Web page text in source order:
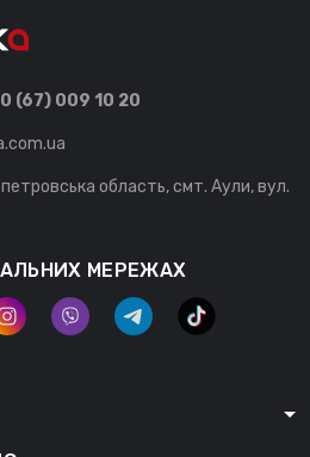
(67) 009 10 20
область, смт. Аули, вул.
МЕРЕЖАХ